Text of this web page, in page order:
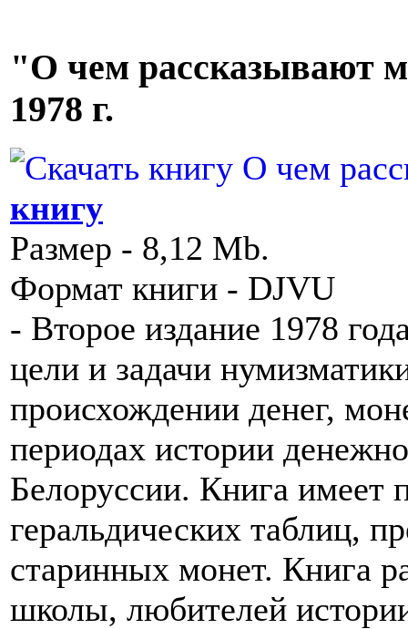
"О чем рассказывают
1978 г.
книгу
Размер - 8,12 Mb.
Формат книги - DJVU
- Второе издание 1978
цели и задачи
происхождении денег,
периодах истории
Белоруссии. Книга имеет
геральдических таблиц,
старинных монет. Книга
школы, любителей